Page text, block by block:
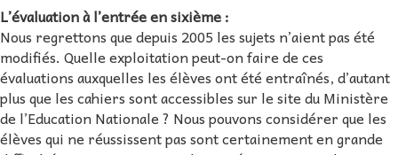
L’évaluation à l’entrée en sixième :
Nous regrettons que depuis 2005 les sujets n’aient pas été
modifiés. Quelle exploitation peut-on faire de ces
évaluations auxquelles les élèves ont été entraînés, d’autant
plus que les cahiers sont accessibles sur le site du Ministère
de l’Education Nationale ? Nous pouvons considérer que les
élèves qui ne réussissent pas sont certainement en grande